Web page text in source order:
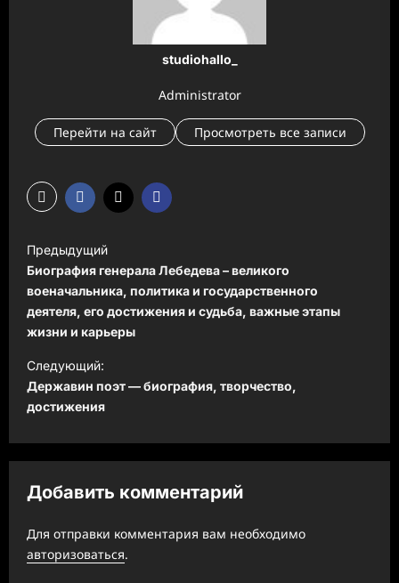
studiohallo_
Administrator
Перейти на сайт Просмотреть все записи
Н
а
в
и
а
ц
я
з
п
и
Предыдущий
Биография генерала Лебедева – великого
военачальника, политика и государственного
деятеля, его достижения и судьба, важные этапы
жизни и карьеры
Следующий:
Державин поэт — биография, творчество,
достижения
Добавить комментарий
Для отправки комментария вам необходимо
авторизоваться.